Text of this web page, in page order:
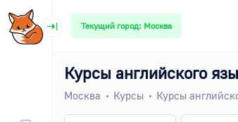
Текущий город: Москва
Курсы английского
Москва Курсы Курсы